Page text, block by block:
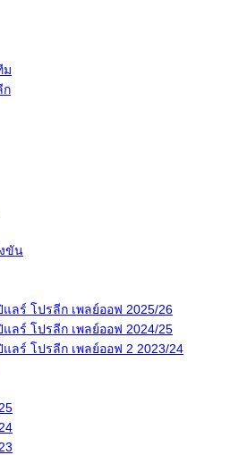
ม
ก
ขัน
ลร์ โปรลีก เพลย์ออฟ 2025/26
ลร์ โปรลีก เพลย์ออฟ 2024/25
ลร์ โปรลีก เพลย์ออฟ 2 2023/24